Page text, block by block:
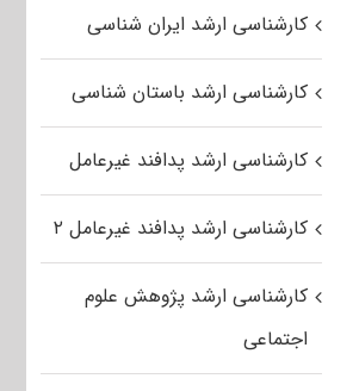
کارشناسی ارشد ایران شناسی
کارشناسی ارشد باستان شناسی
کارشناسی ارشد پدافند غیرعامل
کارشناسی ارشد پدافند غیرعامل ۲
کارشناسی ارشد پژوهش علوم
اجتماعی